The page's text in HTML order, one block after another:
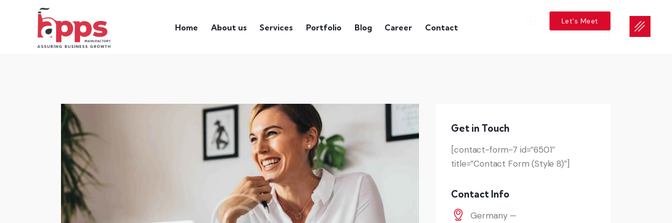
Home About us Services Portfolio Blog Career Contact
Let's Meet
Get in Touch
[contact-form-7 id=”6501″
title=”Contact Form (Style 8)”]
Contact Info
Germany —